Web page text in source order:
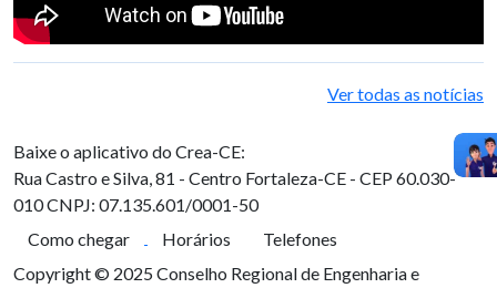
Ver todas as notícias
Baixe o aplicativo do Crea-CE:
Rua Castro e Silva, 81 - Centro Fortaleza-CE - CEP 60.030-
010CNPJ: 07.135.601/0001-50
Como chegar
Horários
Telefones
Copyright © 2025 Conselho Regional de Engenharia e